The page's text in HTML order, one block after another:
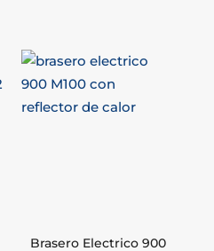
Brasero Electrico 900